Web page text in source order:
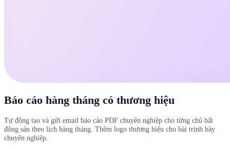
Báo cáo hàng tháng có thương hiệu
Tự động tạo và gửi email báo cáo PDF chuyên nghiệp cho từng chủ bất
động sản theo lịch hàng tháng. Thêm logo thương hiệu cho bài trình bày
chuyên nghiệp.